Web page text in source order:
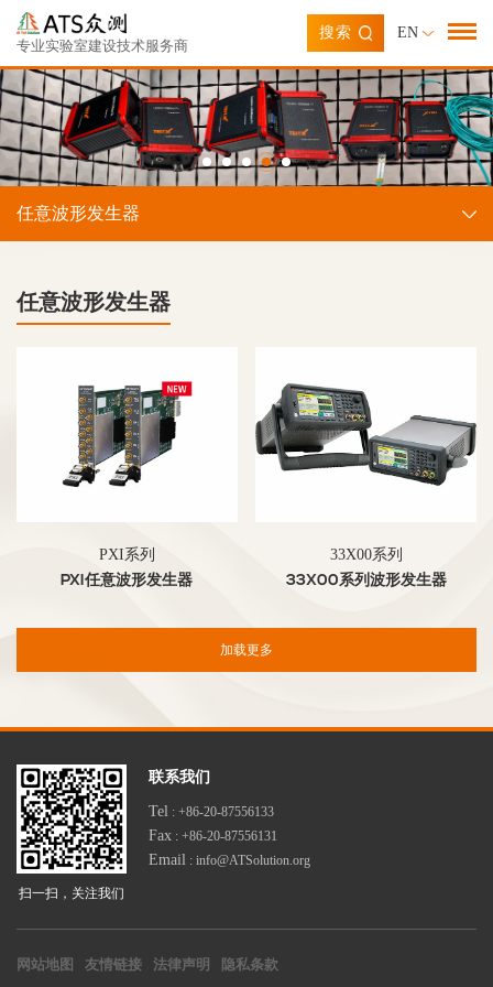
专业实验室建设技术服务商
搜索 EN
任意波形发生器
任意波形发生器
PXI系列
PXI任意波形发生器
33X00系列
33X00系列波形发生器
加载更多
扫一扫，关注我们
联系我们
Tel : +86-20-87556133
Fax : +86-20-87556131
Email : info@ATSolution.org
网站地图 友情链接 法律声明 隐私条款